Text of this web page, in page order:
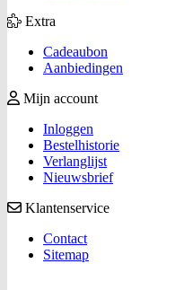
Extra
Cadeaubon
Aanbiedingen
Mijn account
Inloggen
Bestelhistorie
Verlanglijst
Nieuwsbrief
Klantenservice
Contact
Sitemap